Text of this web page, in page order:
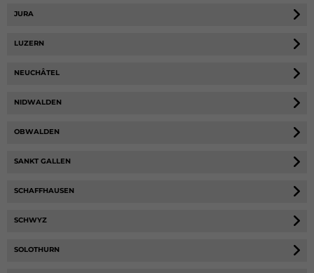
JURA
LUZERN
NEUCHÂTEL
NIDWALDEN
OBWALDEN
SANKT GALLEN
SCHAFFHAUSEN
SCHWYZ
SOLOTHURN